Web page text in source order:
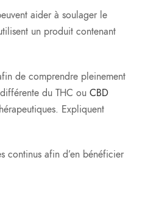
aider à soulager le
un produit contenant
de comprendre pleinement
du THC ou CBD
Expliquent
continus afin d’en bénéficier